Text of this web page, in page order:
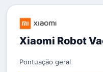
Xiaomi Robot
Pontuação geral